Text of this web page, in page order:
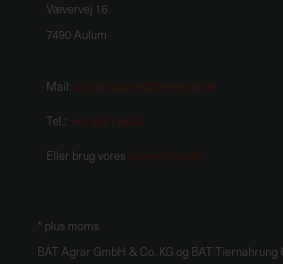
Vævervej 16
7490 Aulum
Mail: digital.support@bat-agrar.dk
Tel.: +45 3841 6600
Eller brug vores online formular
* plus moms
BAT Agrar GmbH & Co. KG og BAT